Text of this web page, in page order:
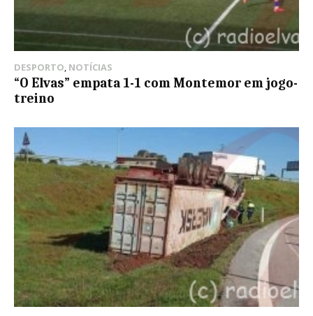
DESPORTO, NOTÍCIAS
“O Elvas” empata 1-1 com Montemor em jogo-
treino